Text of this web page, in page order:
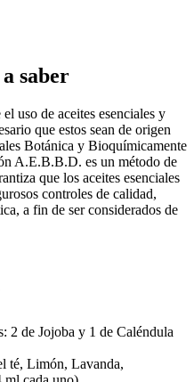
saber
uso de aceites esenciales y
que estos sean de origen
Botánica y Bioquímicamente
A.E.B.B.D. es un método de
que los aceites esenciales
controles de calidad,
a fin de ser considerados de
2 de Jojoba y 1 de Caléndula
té, Limón, Lavanda,